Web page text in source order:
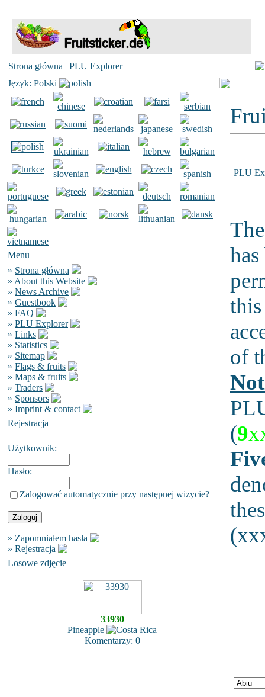
Strona główna | PLU Explorer
Język: Polski
Menu
» Strona główna
» About this Website
» News Archive
» Guestbook
» FAQ
» PLU Explorer
» Links
» Statistics
» Sitemap
» Flags & fruits
» Maps & fruits
» Traders
» Sponsors
» Imprint & contact
Rejestracja
Użytkownik:
Hasło:
Zalogować automatycznie przy następnej wizycie?
» Zapomniałem hasła
» Rejestracja
Losowe zdjęcie
33930
Pineapple
Komentarzy: 0
PLU
of
(9